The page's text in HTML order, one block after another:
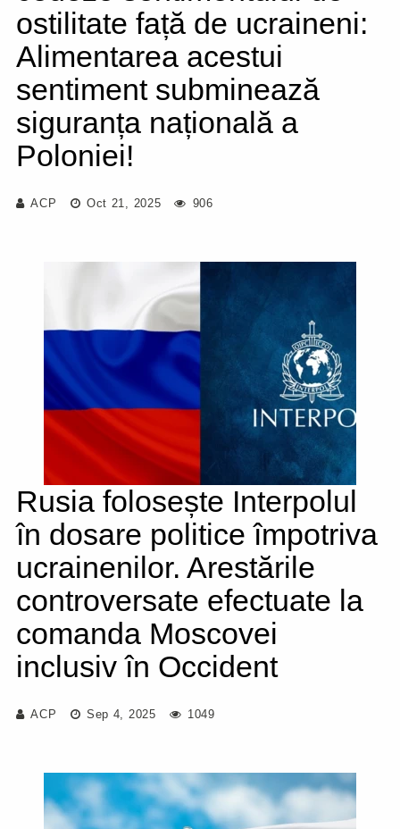
ostilitate față de ucraineni:
Alimentarea acestui
sentiment subminează
siguranța națională a
Poloniei!
ACP Oct 21, 2025 906
Rusia folosește Interpolul
în dosare politice împotriva
ucrainenilor. Arestările
controversate efectuate la
comanda Moscovei
inclusiv în Occident
ACP Sep 4, 2025 1049